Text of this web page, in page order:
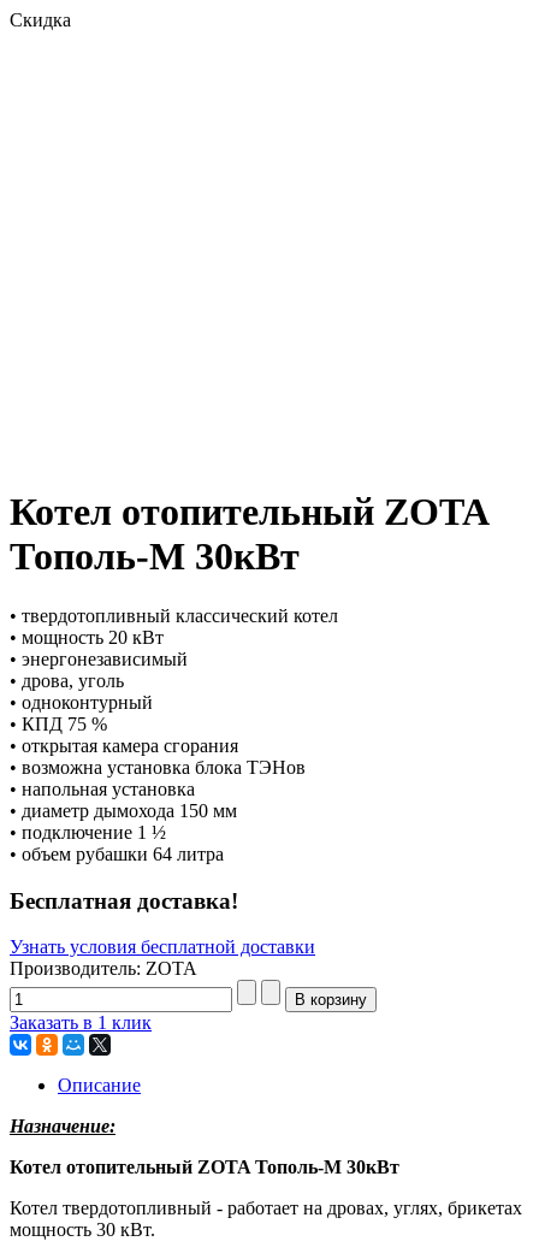
Скидка
Котел отопительный ZOTA
Тополь-М 30кВт
• твердотопливный классический котел
• мощность 20 кВт
• энергонезависимый
• дрова, уголь
• одноконтурный
• КПД 75 %
• открытая камера сгорания
• возможна установка блока ТЭНов
• напольная установка
• диаметр дымохода 150 мм
• подключение 1 ½
• объем рубашки 64 литра
Бесплатная доставка!
Узнать условия бесплатной доставки
Производитель: ZOTA
Заказать в 1 клик
Описание
Назначение:
Котел отопительный ZOTA Тополь-М 30кВт
Котел твердотопливный - работает на дровах, углях, брикетах
мощность 30 кВт.